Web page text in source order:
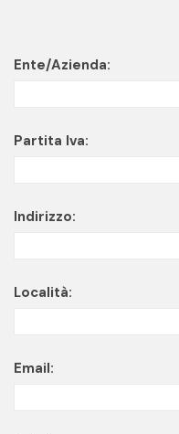
Ente/Azienda:
Partita Iva:
Indirizzo:
Località:
Email: